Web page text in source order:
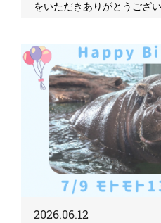
をいただきありがとうござ
2026.06.12